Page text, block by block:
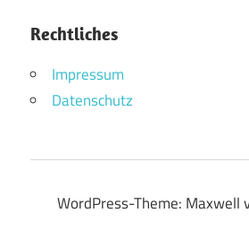
Rechtliches
Impressum
Datenschutz
WordPress-Theme: Maxwell